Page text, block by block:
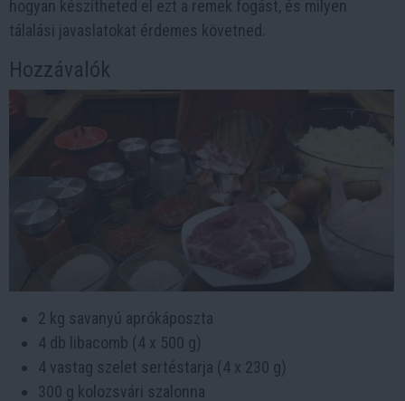
hogyan készítheted el ezt a remek fogást, és milyen
tálalási javaslatokat érdemes követned.
Hozzávalók
2 kg savanyú aprókáposzta
4 db libacomb (4 x 500 g)
4 vastag szelet sertéstarja (4 x 230 g)
300 g kolozsvári szalonna